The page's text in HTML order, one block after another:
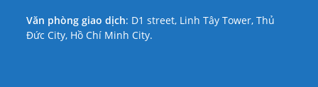
Văn phòng giao dịch: D1 street, Linh Tây Tower, Thủ
Đức City, Hồ Chí Minh City.